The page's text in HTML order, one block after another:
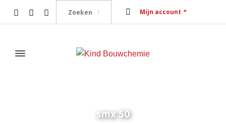
Mijn account
smx 50